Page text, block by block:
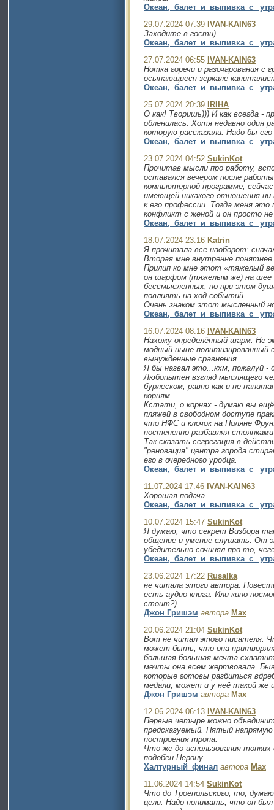
Океан,_балет_и_выпивка_с_
29.07.2024 07:39 IVAN-KAIN63
Заходите в гости)
Океан,_балет_и_выпивка_с_
27.07.2024 06:55 IVAN-KAIN63
Нотка горечи и разочарования с
осыпающиеся зеркале
Океан,_балет_и_выпивка_с_
25.07.2024 20:39
IRIHA
О как! Творишь))) И как всегда -
обленилась. Хотя недавно один
которую рассказали. Надо бы
Океан,_балет_и_выпивка_с_
23.07.2024 04:52 SukinKot
Прочитав мысли про работу,
оставался вечером после
компьютерной программе,
имеющей никакого отношения
к его профессии. Тогда меня
конфликт с женой и он просто
Океан,_балет_и_выпивка_с_
18.07.2024 23:16 Katrin
Я прочитала все наоборот:
Вторая мне внутренне понятнее.
Прилип ко мне этот «тяжелый
он шарфом (тяжелым же) на шее
бессмысленных, но при этом
повлиять на ход событий.
Очень знаком этот мысленный
Океан,_балет_и_выпивка_с_
16.07.2024 08:16 IVAN-KAIN63
Нахожу определённый шарм. Не
модный ныне политизированный
вынужденные сравнения.
Я бы назвал это...кхм, пожалуй
Любопытен взгляд мыслящего
бурлеском, равно как и не
корням.
Кстати, о корнях - думаю вы
пляжей в свободном доступе
что НФС и клочок на Поляне
постепенно разбавляя
Так сказать сегрегация в
"реновация" центра города
его в очередного уродца.
Океан,_балет_и_выпивка_с_
11.07.2024 17:46 IVAN-KAIN63
Хорошая подача.
Океан,_балет_и_выпивка_с_
10.07.2024 15:47 SukinKot
Я думаю, что секрет Визбора
общение и умение слушать. От
убедительно сочинял про то,
Океан,_балет_и_выпивка_с_
23.06.2024 17:22 Rusalka
не читала этого автора.
есть аудио книга. Или кино
стоит?)
Джон Гришэм автора Max
20.06.2024 21:04 SukinKot
Вот не читал этого писателя.
может быть, что она
большая-большая мечта
мечты она всем жертвовала.
которые готовы разбиться
медали, может и у неё такой же
Джон Гришэм автора Max
12.06.2024 06:13 IVAN-KAIN63
Первые четыре можно
предсказуемый. Пятый
построения тропа.
Что же до использования
подобен Нерону.
Халтурный_финал автора Max
11.06.2024 14:54 SukinKot
Что до Троепольского, то,
цели. Надо понимать, что он